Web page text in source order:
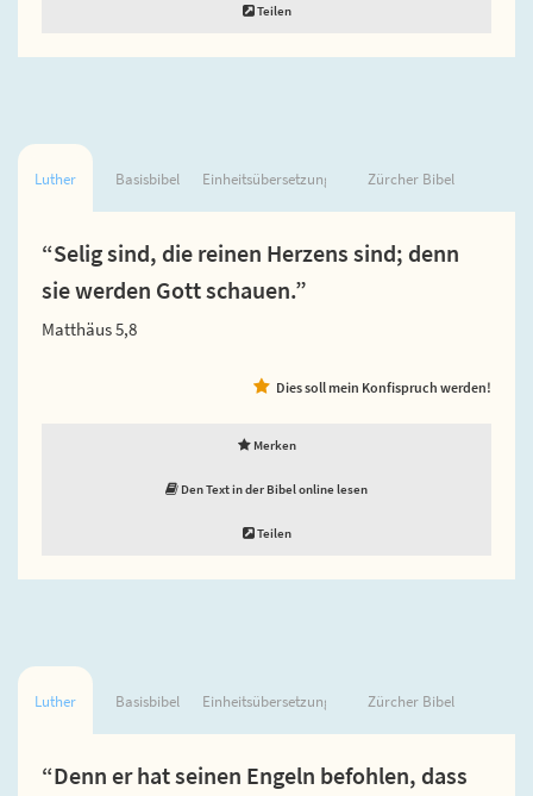
Teilen
Luther Basisbibel Einheitsübersetzung Zürcher Bibel
“Selig sind, die reinen Herzens sind; denn
sie werden Gott schauen.”
Matthäus 5,8
Dies soll mein Konfispruch werden!
Merken
Den Text in der Bibel online lesen
Teilen
Luther Basisbibel Einheitsübersetzung Zürcher Bibel
“Denn er hat seinen Engeln befohlen, dass